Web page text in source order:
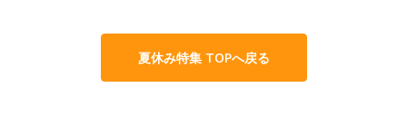
夏休み特集 TOPへ戻る